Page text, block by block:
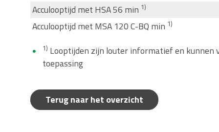
Acculooptijd met HSA 56 min 1)
Acculooptijd met MSA 120 C-BQ min 1)
1) Looptijden zijn louter informatief en kunnen
toepassing
Terug naar het overzicht